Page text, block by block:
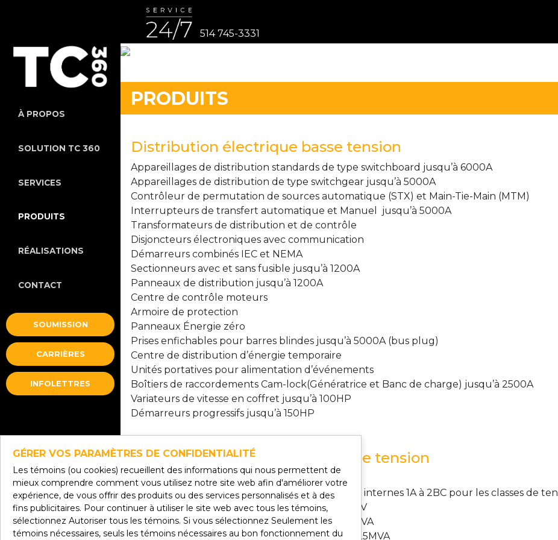
514 745-3331
À PROPOS
SOLUTION TC 360
SERVICES
PRODUITS
RÉALISATIONS
CONTACT
SOUMISSION
CARRIÈRES
INFOLETTRES
PRODUITS
Distribution électrique basse tension
Appareillages de distribution standards de type switchboard jusqu’à 6000A
Appareillages de distribution de type switchgear jusqu’à 5000A
Contrôleur de permutation de sources automatique (STX) et Main-Tie-Main (MTM)
Interrupteurs de transfert automatique et Manuel jusqu’à 5000A
Transformateurs de distribution et de contrôle
Disjoncteurs électroniques avec communication
Démarreurs combinés IEC et NEMA
Sectionneurs avec et sans fusible jusqu’à 1200A
Panneaux de distribution jusqu’à 1200A
Centre de contrôle moteurs
Armoire de protection
Panneaux Énergie zéro
Prises enfichables pour barres blindes jusqu’à 5000A (bus plug)
Centre de distribution d’énergie temporaire
Unités portatives pour alimentation d’événements
Boîtiers de raccordements Cam-lock(Génératrice et Banc de charge) jusqu’à 2500A
Variateurs de vitesse en coffret jusqu’à 100HP
Démarreurs progressifs jusqu’à 150HP
Distribution électrique moyenne tension
Sous-stations intérieures et extérieures
Appareillage de commutation résistant aux arcs internes 1A à 2BC pour les classes de
Interrupteurs de transfert automatique 5 à 25kV
Transformateurs de puissance à sec jusqu’à 15MVA
Transformateurs de puissance à l’huile jusqu’à 25MVA
GÉRER VOS PARAMÈTRES DE CONFIDENTIALITÉ
Les témoins (ou cookies) recueillent des informations qui nous permettent de
mieux comprendre comment vous utilisez notre site web afin d'améliorer votre
expérience, de vous offrir des produits ou des services personnalisés et à des
fins publicitaires. Pour continuer à utiliser le site web avec tous les témoins,
sélectionnez Autoriser tous les témoins. Si vous sélectionnez Seulement les
témoins nécessaires, seuls les témoins nécessaires au bon fonctionnement du